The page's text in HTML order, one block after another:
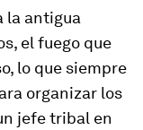
la antigua
el fuego que
lo que siempre
organizar los
jefe tribal en